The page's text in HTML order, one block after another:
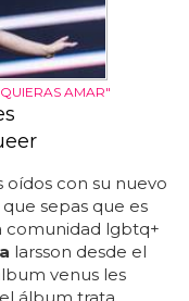
AMAR"
oídos con su nuevo
sepas que es
comunidad lgbtq+
larsson desde el
venus les
álbum trata